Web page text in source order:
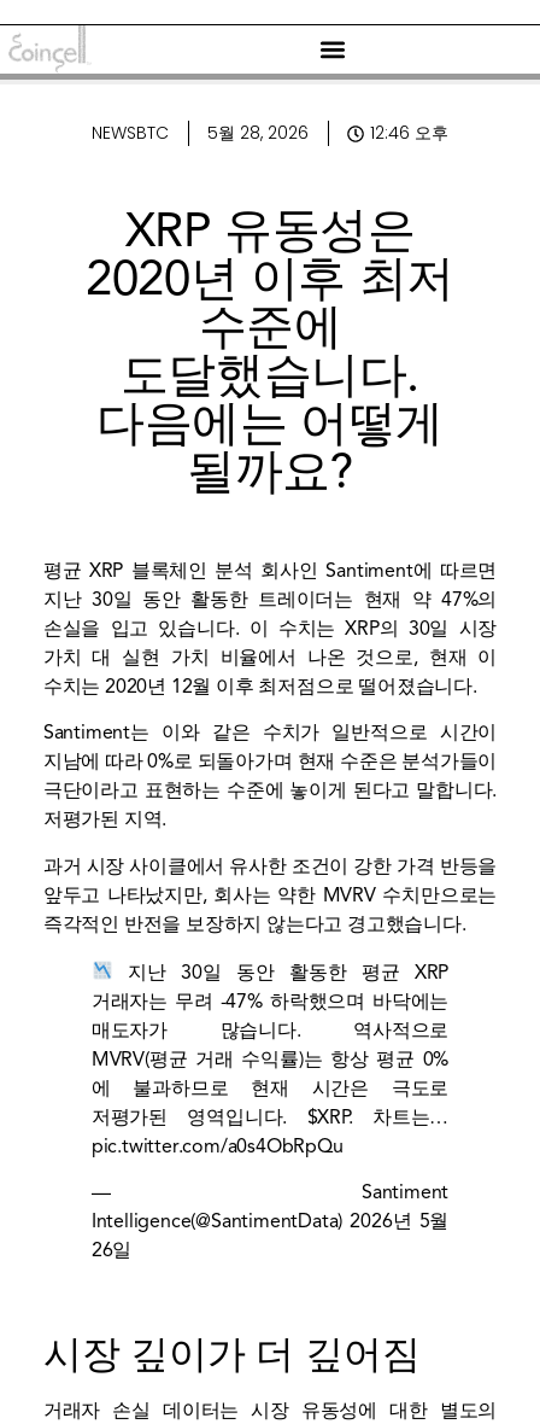
NEWSBTC 5월 28, 2026 12:46 오후
XRP 유동성은
2020년 이후 최저
수준에
도달했습니다.
다음에는 어떻게
될까요?
평균 XRP 블록체인 분석 회사인 Santiment에 따르면
지난 30일 동안 활동한 트레이더는 현재 약 47%의
손실을 입고 있습니다. 이 수치는 XRP의 30일 시장
가치 대 실현 가치 비율에서 나온 것으로, 현재 이
수치는 2020년 12월 이후 최저점으로 떨어졌습니다.
Santiment는 이와 같은 수치가 일반적으로 시간이
지남에 따라 0%로 되돌아가며 현재 수준은 분석가들이
극단이라고 표현하는 수준에 놓이게 된다고 말합니다.
저평가된 지역.
과거 시장 사이클에서 유사한 조건이 강한 가격 반등을
앞두고 나타났지만, 회사는 약한 MVRV 수치만으로는
즉각적인 반전을 보장하지 않는다고 경고했습니다.
지난 30일 동안 활동한 평균 XRP
거래자는 무려 -47% 하락했으며 바닥에는
매도자가 많습니다. 역사적으로
MVRV(평균 거래 수익률)는 항상 평균 0%
에 불과하므로 현재 시간은 극도로
저평가된 영역입니다. $XRP. 차트는…
pic.twitter.com/a0s4ObRpQu
— Santiment
Intelligence(@SantimentData)2026년 5월
26일
시장 깊이가 더 깊어짐
거래자 손실 데이터는 시장 유동성에 대한 별도의